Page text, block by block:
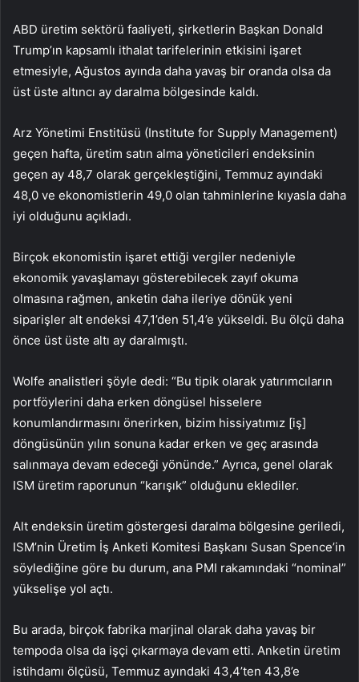
ABD üretim sektörü faaliyeti, şirketlerin Başkan Donald
Trump’ın kapsamlı ithalat tarifelerinin etkisini işaret
etmesiyle, Ağustos ayında daha yavaş bir oranda olsa da
üst üste altıncı ay daralma bölgesinde kaldı.
Arz Yönetimi Enstitüsü (Institute for Supply Management)
geçen hafta, üretim satın alma yöneticileri endeksinin
geçen ay 48,7 olarak gerçekleştiğini, Temmuz ayındaki
48,0 ve ekonomistlerin 49,0 olan tahminlerine kıyasla daha
iyi olduğunu açıkladı.
Birçok ekonomistin işaret ettiği vergiler nedeniyle
ekonomik yavaşlamayı gösterebilecek zayıf okuma
olmasına rağmen, anketin daha ileriye dönük yeni
siparişler alt endeksi 47,1’den 51,4’e yükseldi. Bu ölçü daha
önce üst üste altı ay daralmıştı.
Wolfe analistleri şöyle dedi: “Bu tipik olarak yatırımcıların
portföylerini daha erken döngüsel hisselere
konumlandırmasını önerirken, bizim hissiyatımız [iş]
döngüsünün yılın sonuna kadar erken ve geç arasında
salınmaya devam edeceği yönünde.” Ayrıca, genel olarak
ISM üretim raporunun “karışık” olduğunu eklediler.
Alt endeksin üretim göstergesi daralma bölgesine geriledi,
ISM’nin Üretim İş Anketi Komitesi Başkanı Susan Spence’in
söylediğine göre bu durum, ana PMI rakamındaki “nominal”
yükselişe yol açtı.
Bu arada, birçok fabrika marjinal olarak daha yavaş bir
tempoda olsa da işçi çıkarmaya devam etti. Anketin üretim
istihdamı ölçüsü, Temmuz ayındaki 43,4’ten 43,8’e